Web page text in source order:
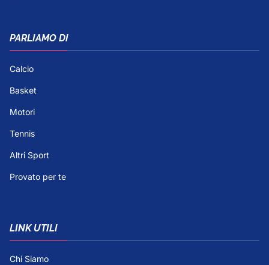
PARLIAMO DI
Calcio
Basket
Motori
Tennis
Altri Sport
Provato per te
LINK UTILI
Chi Siamo